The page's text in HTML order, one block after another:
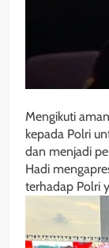
Mengikuti
kepada Polri
dan menjadi
Hadi
terhadap Polri